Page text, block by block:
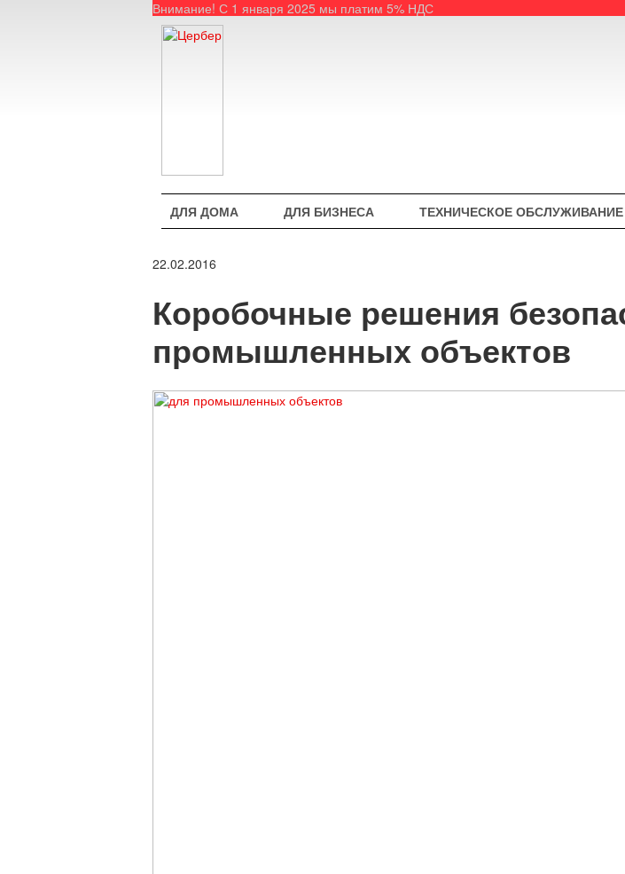
Внимание! С 1 января 2025 мы платим 5% НДС
ДЛЯ ДОМА ДЛЯ БИЗНЕСА ТЕХНИЧЕСКОЕ ОБСЛУЖИВАНИЕ
22.02.2016
Коробочные решения
промышленных объектов